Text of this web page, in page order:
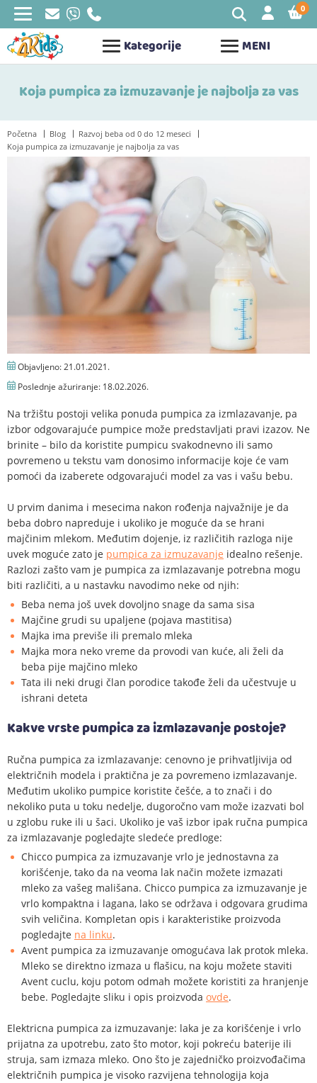
Kategorije MENI
0
Koja pumpica za izmuzavanje je najbolja za vas
Početna Blog
Razvoj beba od 0 do 12 meseci
Koja pumpica za izmuzavanje je najbolja za vas
Objavljeno:21.01.2021.
Poslednje ažuriranje: 18.02.2026.
Na tržištu postoji velika ponuda pumpica za izmlazavanje, pa
izbor odgovarajuće pumpice može predstavljati pravi izazov. Ne
brinite – bilo da koristite pumpicu svakodnevno ili samo
povremeno u tekstu vam donosimo informacije koje će vam
pomoći da izaberete odgovarajući model za vas i vašu bebu.
U prvim danima i mesecima nakon rođenja najvažnije je da
beba dobro napreduje i ukoliko je moguće da se hrani
majčinim mlekom. Međutim dojenje, iz različitih razloga nije
uvek moguće zato je pumpica za izmuzavanje idealno rešenje.
Razlozi zašto vam je pumpica za izmlazavanje potrebna mogu
biti različiti, a u nastavku navodimo neke od njih:
Beba nema još uvek dovoljno snage da sama sisa
Majčine grudi su upaljene (pojava mastitisa)
Majka ima previše ili premalo mleka
Majka mora neko vreme da provodi van kuće, ali želi da
beba pije majčino mleko
Tata ili neki drugi član porodice takođe želi da učestvuje u
ishrani deteta
Kakve vrste pumpica za izmlazavanje postoje?
Ručna pumpica za izmlazavanje: cenovno je prihvatljivija od
električnih modela i praktična je za povremeno izmlazavanje.
Međutim ukoliko pumpice koristite češće, a to znači i do
nekoliko puta u toku nedelje, dugoročno vam može izazvati bol
u zglobu ruke ili u šaci. Ukoliko je vaš izbor ipak ručna pumpica
za izmlazavanje pogledajte sledeće predloge:
Chicco pumpica za izmuzavanje vrlo je jednostavna za
korišćenje, tako da na veoma lak način možete izmazati
mleko za vašeg mališana. Chicco pumpica za izmuzavanje je
vrlo kompaktna i lagana, lako se održava i odgovara grudima
svih veličina. Kompletan opis i karakteristike proizvoda
pogledajte na linku.
Avent pumpica za izmuzavanje omogućava lak protok mleka.
Mleko se direktno izmaza u flašicu, na koju možete staviti
Avent cuclu, koju potom odmah možete koristiti za hranjenje
bebe. Pogledajte sliku i opis proizvoda ovde.
Elektricna pumpica za izmuzavanje: laka je za korišćenje i vrlo
prijatna za upotrebu, zato što motor, koji pokreću baterije ili
struja, sam izmaza mleko. Ono što je zajedničko proizvođačima
električnih pumpica je visoko razvijena tehnologija koja